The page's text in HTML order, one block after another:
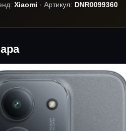
Xiaomi · Артикул: DNR0099360